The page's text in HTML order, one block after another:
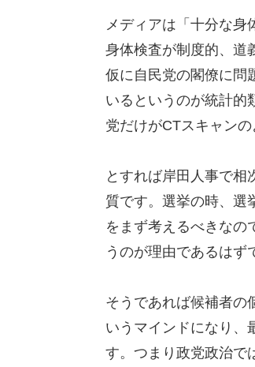
メディアは「十分な
身体検査が制度的、道
仮に自民党の閣僚に問
いるというのが統計的
党だけがCTスキャン
とすれば岸田人事で相
質です。選挙の時、選
をまず考えるべきなの
うのが理由であるはず
そうであれば候補者の
いうマインドになり、
す。つまり政党政治で